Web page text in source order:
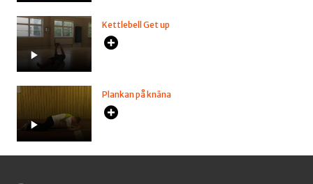
Kettlebell Get up
Plankan på knäna